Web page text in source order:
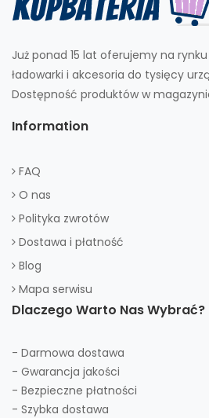
Już ponad 15 lat oferujemy na
ładowarki i akcesoria do tysięcy
Dostępność produktów w
Information
FAQ
O nas
Polityka zwrotów
Dostawa i płatność
Blog
Mapa serwisu
Dlaczego Warto Nas Wybrać?
- Darmowa dostawa
- Gwarancja jakości
- Bezpieczne płatności
- Szybka dostawa